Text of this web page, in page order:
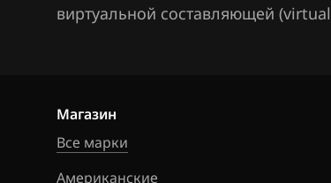
Iveco
JAC
виртуальной составляющей
Магазин
Все марки
Американские